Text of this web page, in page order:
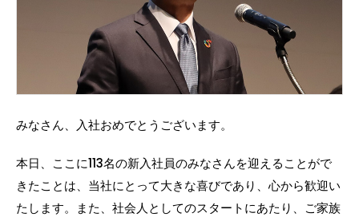
みなさん、入社おめでとうございます。
本日、ここに113名の新入社員のみなさんを迎えることがで
きたことは、当社にとって大きな喜びであり、心から歓迎い
たします。また、社会人としてのスタートにあたり、ご家族